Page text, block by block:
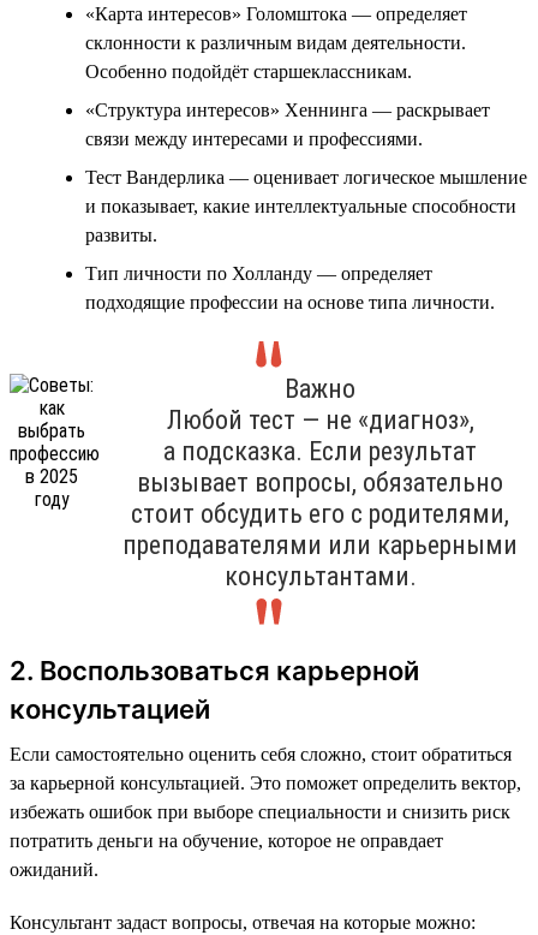
«Карта интересов» Голомштока — определяет
склонности к различным видам деятельности.
Особенно подойдёт старшеклассникам.
«Структура интересов» Хеннинга — раскрывает
связи между интересами и профессиями.
Тест Вандерлика — оценивает логическое мышление
и показывает, какие интеллектуальные способности
развиты.
Тип личности по Холланду — определяет
подходящие профессии на основе типа личности.
Важно
Любой тест — не «диагноз»,
а подсказка. Если результат
вызывает вопросы, обязательно
стоит обсудить его с родителями,
преподавателями или карьерными
консультантами.
2. Воспользоваться карьерной
консультацией
Если самостоятельно оценить себя сложно, стоит обратиться
за карьерной консультацией. Это поможет определить вектор,
избежать ошибок при выборе специальности и снизить риск
потратить деньги на обучение, которое не оправдает
ожиданий.
Консультант задаст вопросы, отвечая на которые можно: